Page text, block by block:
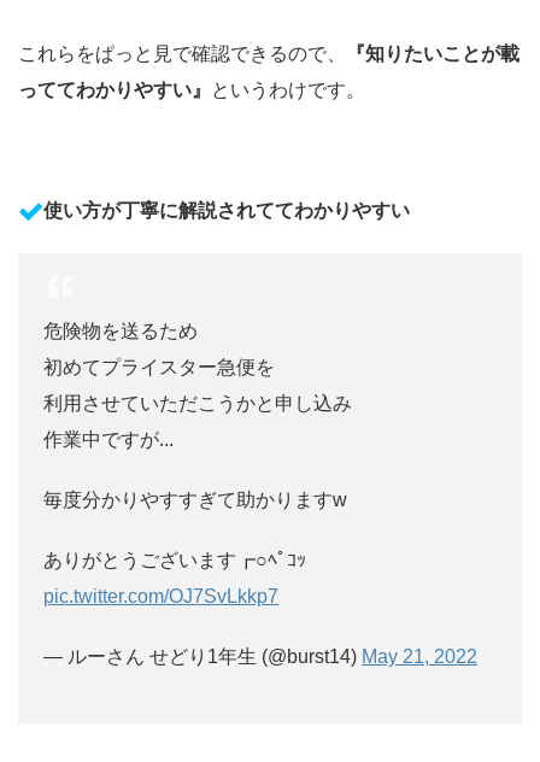
これらをぱっと見で確認できるので、
『知りたいことが載
っててわかりやすい』
というわけです。
使い方が丁寧に解説されててわかりやすい
危険物を送るため
初めてプライスター急便を
利用させていただこうかと申し込み
作業中ですが...
毎度分かりやすすぎて助かりますw
ありがとうございます┏○ﾍﾟｺｯ
pic.twitter.com/OJ7SvLkkp7
— ルーさん せどり1年生 (@burst14) May 21, 2022